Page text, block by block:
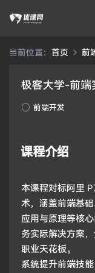
当前位置： 首页 前
极客大学-前端
前端开发
课程介绍
本课程对标阿里
术，涵盖前端基
应用与原理等核
务实际解决方案
职业天花板。
系统提升前端技